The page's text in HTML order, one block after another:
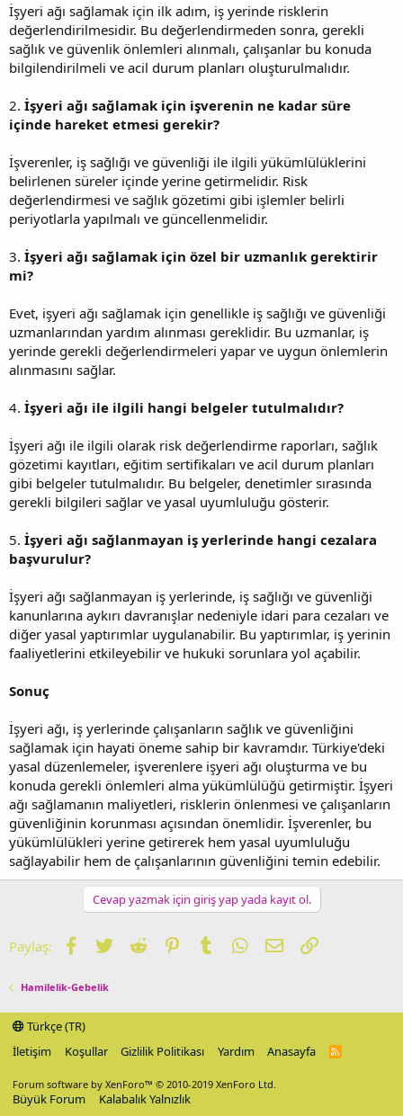
İşyeri ağı sağlamak için ilk adım, iş yerinde risklerin
değerlendirilmesidir. Bu değerlendirmeden sonra, gerekli
sağlık ve güvenlik önlemleri alınmalı, çalışanlar bu konuda
bilgilendirilmeli ve acil durum planları oluşturulmalıdır.
2. İşyeri ağı sağlamak için işverenin ne kadar süre
içinde hareket etmesi gerekir?
İşverenler, iş sağlığı ve güvenliği ile ilgili yükümlülüklerini
belirlenen süreler içinde yerine getirmelidir. Risk
değerlendirmesi ve sağlık gözetimi gibi işlemler belirli
periyotlarla yapılmalı ve güncellenmelidir.
3. İşyeri ağı sağlamak için özel bir uzmanlık gerektirir
mi?
Evet, işyeri ağı sağlamak için genellikle iş sağlığı ve güvenliği
uzmanlarından yardım alınması gereklidir. Bu uzmanlar, iş
yerinde gerekli değerlendirmeleri yapar ve uygun önlemlerin
alınmasını sağlar.
4. İşyeri ağı ile ilgili hangi belgeler tutulmalıdır?
İşyeri ağı ile ilgili olarak risk değerlendirme raporları, sağlık
gözetimi kayıtları, eğitim sertifikaları ve acil durum planları
gibi belgeler tutulmalıdır. Bu belgeler, denetimler sırasında
gerekli bilgileri sağlar ve yasal uyumluluğu gösterir.
5. İşyeri ağı sağlanmayan iş yerlerinde hangi cezalara
başvurulur?
İşyeri ağı sağlanmayan iş yerlerinde, iş sağlığı ve güvenliği
kanunlarına aykırı davranışlar nedeniyle idari para cezaları ve
diğer yasal yaptırımlar uygulanabilir. Bu yaptırımlar, iş yerinin
faaliyetlerini etkileyebilir ve hukuki sorunlara yol açabilir.
Sonuç
İşyeri ağı, iş yerlerinde çalışanların sağlık ve güvenliğini
sağlamak için hayati öneme sahip bir kavramdır. Türkiye'deki
yasal düzenlemeler, işverenlere işyeri ağı oluşturma ve bu
konuda gerekli önlemleri alma yükümlülüğü getirmiştir. İşyeri
ağı sağlamanın maliyetleri, risklerin önlenmesi ve çalışanların
güvenliğinin korunması açısından önemlidir. İşverenler, bu
yükümlülükleri yerine getirerek hem yasal uyumluluğu
sağlayabilir hem de çalışanlarının güvenliğini temin edebilir.
Cevap yazmak için giriş yap yada kayıt ol.
Paylaş: Facebook
TwitterReddit PinterestTumblrWhatsApp
E-postaLink
Hamilelik-Gebelik
Türkçe (TR)
İletişim
Koşullar Gizlilik Politikası Yardım Anasayfa
R
Forum software by XenForo™ © 2010-2019 XenForo Ltd.
Büyük Forum Kalabalık Yalnızlık